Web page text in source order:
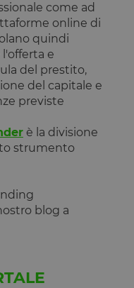
come ad
online di
quindi
e
del prestito,
del capitale e
previste
è la divisione
strumento
blog a